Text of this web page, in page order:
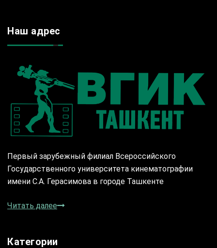
Наш адрес
Первый зарубежный филиал Всероссийского
Государственного университета кинематографии
имени С.А. Герасимова в городе Ташкенте
Читать далее
Категории